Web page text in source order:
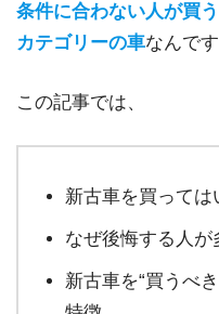
条件に合わない人が買
カテゴリーの車なんです
この記事では、
新古車を買って
なぜ後悔する人が
新古車を“買うべ